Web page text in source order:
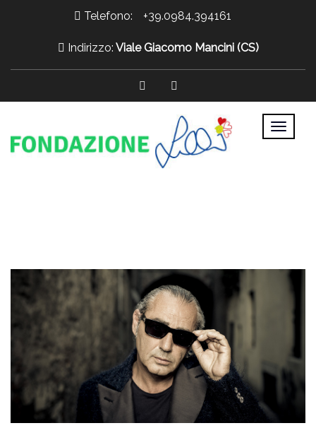
Telefono: +39.0984.394161
Indirizzo: Viale Giacomo Mancini (CS)